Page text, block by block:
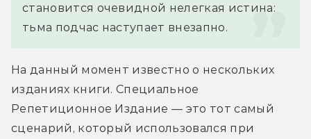
становится очевидной нелегкая истина:
тьма подчас наступает внезапно.
На данный момент известно о нескольких
изданиях книги. Специальное
Репетиционное Издание — это тот самый
сценарий, который использовался при